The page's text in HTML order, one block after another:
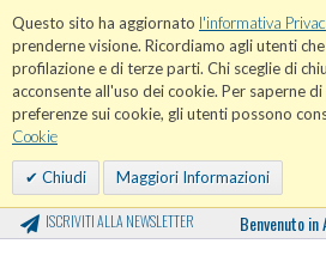
Questo sito ha aggiornato l'informativa
prenderne visione. Ricordiamo agli utenti
profilazione e di terze parti. Chi sceglie di
acconsente all'uso dei cookie. Per saperne
preferenze sui cookie, gli utenti possono
Cookie
Chiudi Maggiori Informazioni
ISCRIVITI ALLA NEWSLETTER Benvenuto in